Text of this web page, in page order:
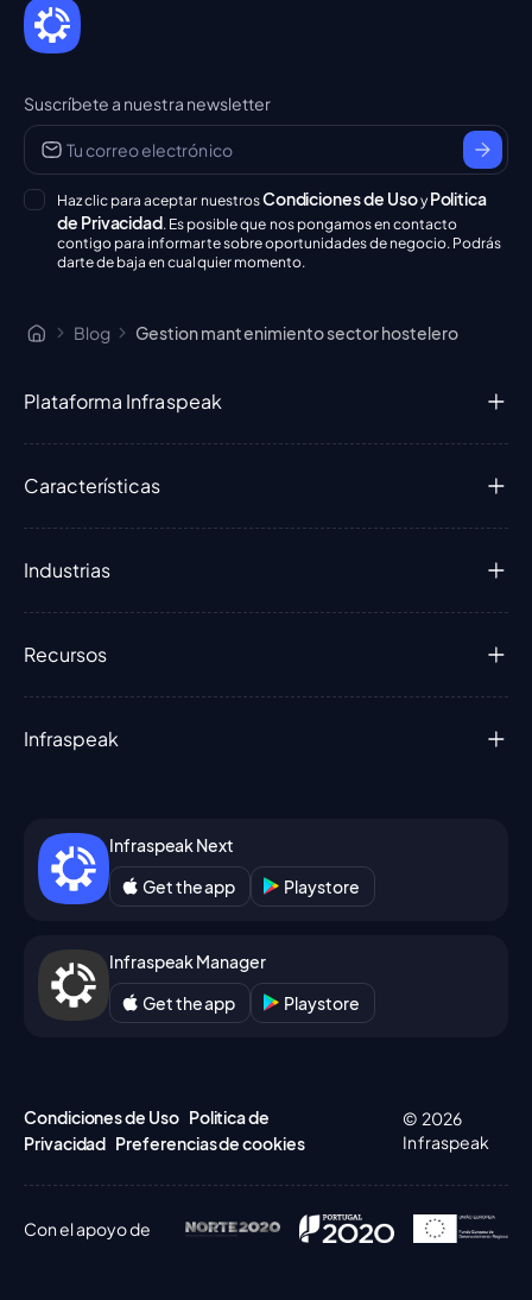
Suscríbete a nuestra newsletter
Haz clic para aceptar nuestrosCondiciones de Usoy Politica
de Privacidad. Es posible que nos pongamos en contacto
contigo para informarte sobre oportunidades de negocio. Podrás
darte de baja en cualquier momento.
Blog Gestion mantenimiento sector hostelero
Plataforma Infraspeak
Características
Industrias
Recursos
Infraspeak
Infraspeak Next
Get the app
Playstore
Infraspeak Manager
Get the app
Playstore
Condiciones de Uso Politica de
Privacidad Preferencias de cookies
© 2026
Infraspeak
Con el apoyo de